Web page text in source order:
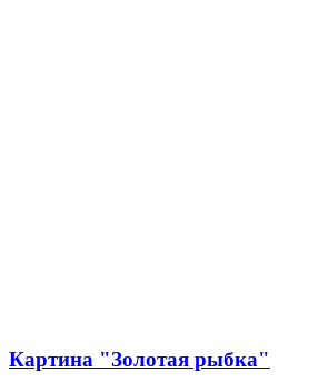
Картина "Золотая рыбка"